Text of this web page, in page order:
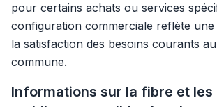
pour certains achats ou services
configuration commerciale reflète
la satisfaction des besoins courants
commune.
Informations sur la fibre et les